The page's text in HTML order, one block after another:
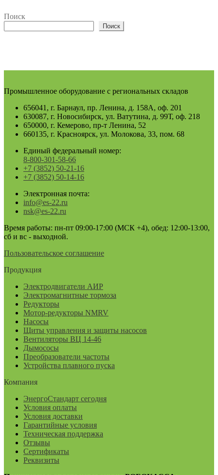
Поиск
Поиск
Промышленное оборудование с региональных складов
656041, г. Барнаул, пр. Ленина, д. 158А, оф. 201
630087, г. Новосибирск, ул. Ватутина, д. 99Т, оф. 218
650000, г. Кемерово, пр-т Ленина, 52
660135, г. Красноярск, ул. Молокова, 33, пом. 68
Единый федеральный номер:
8-800-301-58-66
+7 (3852) 50-21-16
+7 (3852) 50-14-16
Электронная почта:
info@es-22.ru
nsk@es-22.ru
Время работы: пн-пт 09:00-17:00 (МСК +4), обед: 12:00-13:00,
сб и вс - выходной.
Пользовательское соглашение
Продукция
Электродвигатели АИР
Электромагнитные тормоза
Редукторы
Мотор-редукторы NMRV
Насосы
Щиты управления и защиты насосов
Вентиляторы ВЦ 14-46
Дымососы
Преобразователи частоты
Устройства плавного пуска
Компания
ЭнергоСтандарт сегодня
Условия оплаты
Условия доставки
Гарантийные условия
Техническая поддержка
Отзывы
Сертификаты
Реквизиты